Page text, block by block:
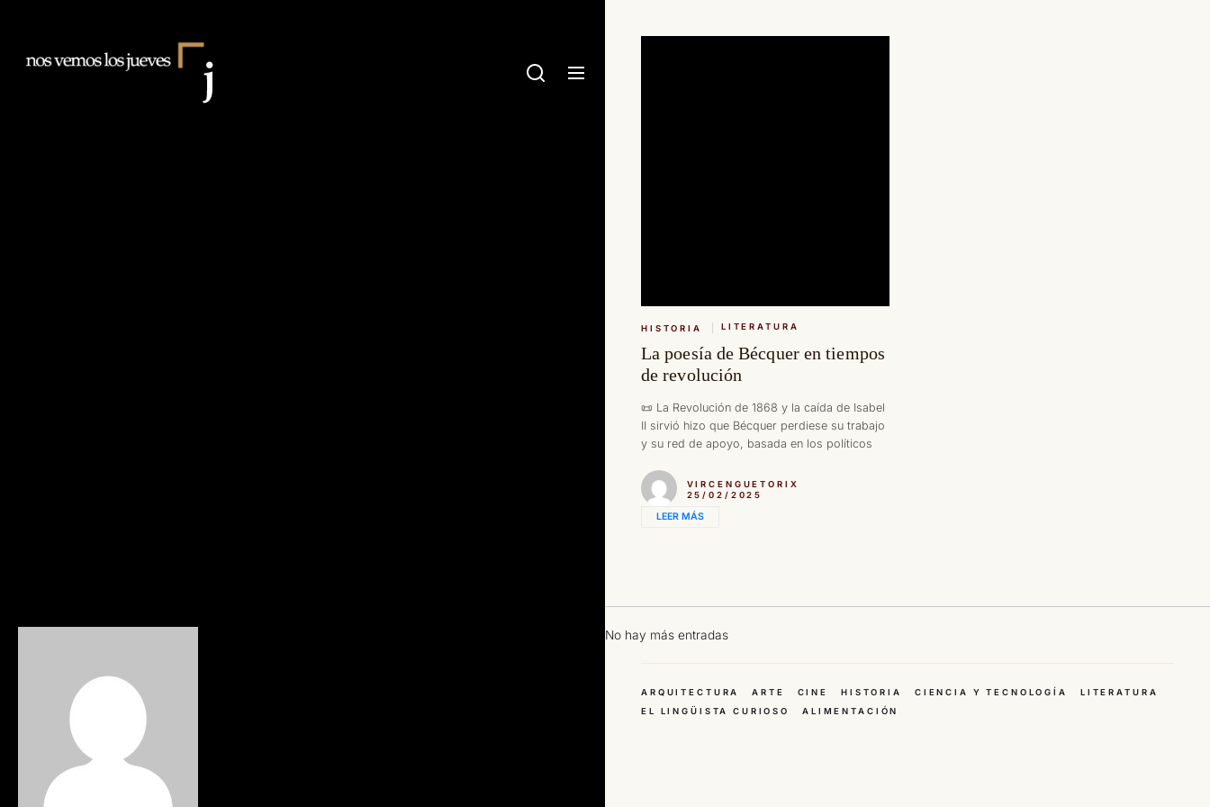
HISTORIA LITERATURA
La poesía de Bécquer en tiempos
de revolución
📜 La Revolución de 1868 y la caída de Isabel
II sirvió hizo que Bécquer perdiese su trabajo
y su red de apoyo, basada en los políticos
VIRCENGUETORIX
25/02/2025
LEER MÁS
No hay más entradas
ARQUITECTURA ARTE CINE HISTORIA CIENCIA Y TECNOLOGÍA
LITERATURA
EL LINGÜISTA CURIOSO
ALIMENTACIÓN